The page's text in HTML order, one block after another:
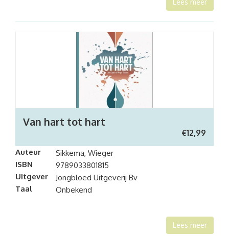
Lees meer
Van hart tot hart
€12,99
Auteur
Sikkema, Wieger
ISBN
9789033801815
Uitgever
Jongbloed Uitgeverij Bv
Taal
Onbekend
Lees meer